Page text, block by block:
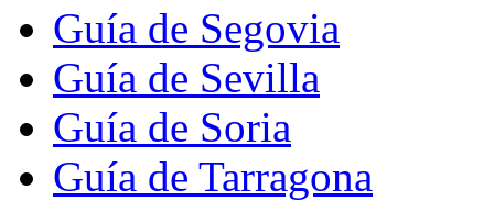
Guía de Segovia
Guía de Sevilla
Guía de Soria
Guía de Tarragona